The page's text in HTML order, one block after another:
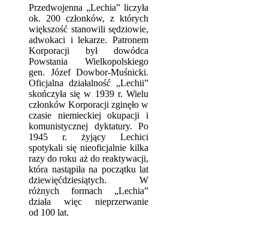
Przedwojenna „Lechia” liczyła
ok. 200 członków, z których
większość stanowili sędziowie,
adwokaci i lekarze. Patronem
Korporacji był dowódca
Powstania Wielkopolskiego
gen. Józef Dowbor-Muśnicki.
Oficjalna działalność „Lechii”
skończyła się w 1939 r. Wielu
członków Korporacji zginęło w
czasie niemieckiej okupacji i
komunistycznej dyktatury. Po
1945 r. żyjący Lechici
spotykali się nieoficjalnie kilka
razy do roku aż do reaktywacji,
która nastąpiła na początku lat
dziewięćdziesiątych. W
różnych formach „Lechia”
działa więc nieprzerwanie
od 100 lat.